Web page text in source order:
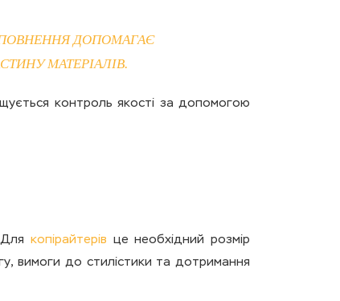
ДОПОМАГАЄ
МАТЕРІАЛІВ.
контроль якості за допомогою
Длякопірайтерів це необхідний розмір
вимоги до стилістики та дотримання